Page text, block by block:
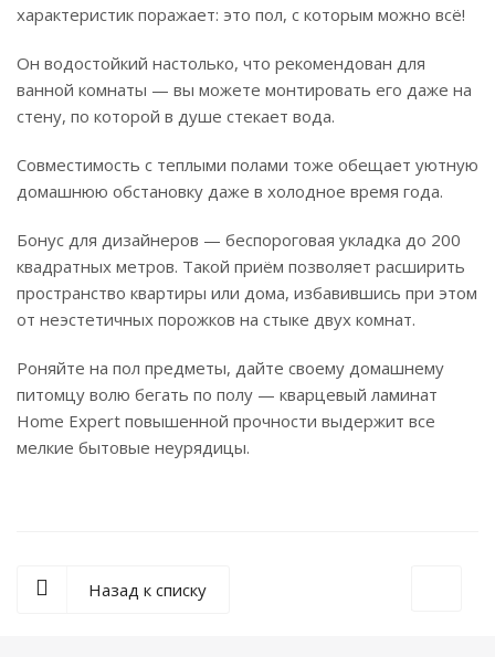
характеристик поражает: это пол, с которым можно всё!
Он водостойкий настолько, что рекомендован для
ванной комнаты — вы можете монтировать его даже на
стену, по которой в душе стекает вода.
Совместимость с теплыми полами тоже обещает уютную
домашнюю обстановку даже в холодное время года.
Бонус для дизайнеров — беспороговая укладка до 200
квадратных метров. Такой приём позволяет расширить
пространство квартиры или дома, избавившись при этом
от неэстетичных порожков на стыке двух комнат.
Роняйте на пол предметы, дайте своему домашнему
питомцу волю бегать по полу — кварцевый ламинат
Home Expert повышенной прочности выдержит все
мелкие бытовые неурядицы.
Назад к списку